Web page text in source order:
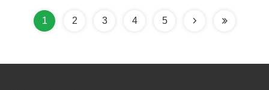
Pendinginan Rumah
yang Efisien
1 2 3 4 5